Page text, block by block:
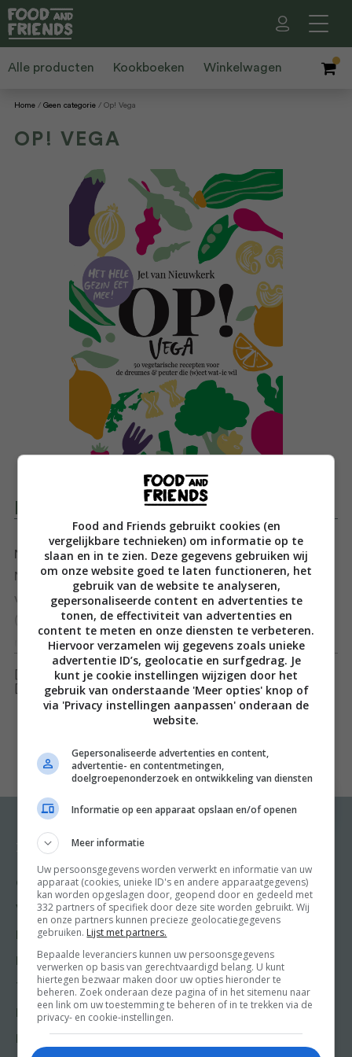
Alle producten Kookboeken Winkelwagen
Home Geen categorie Op! Vega
OP! VEGA
Productomschrijving
Na het succesvolle kookboekOp!van Jet van
Nieuwkerk komt nu de opvolger! Vijftig lekkere,
voedzame én vegetarische gerechten voor je kind
(vanaf twaalf maanden) en het hele gezin eet mee.
nLekker en gezond koken voor het hele gezin, het kan
af en toe knap lastig zijn. Jet besloot daar als
foodjournalist en moeder van peuter Frenkie wat aan
kookboekOp!uit. Vijftig voedzame en lekkere
recepten waarmee bij zowel de peuter als de rest van
het gezin de bordjes helemaal leeg gingen. Dus nooit
meer twee keer koken, zowel kinderen als ouders eten
met de pot mee en daarmee zorg je ook voor een
gezellig tafelmoment voor het hele gezin.
n
nNu is er de opvolgerOp! Vega. Vijftig heerlijke,
voedzame en makkelijke recepten, en alles volledig
vegetarisch. Denk aan een gezonde en heerlijke
traybake met zoete aardappel, bloemkool, puntpaprika
en een vegaballetje, een winterstamppot met
pompoen en salie of een simpele en vullende pasta met
Toon meer
[ywfbt_form product_id="35771"]
[recently_viewed_products]
Recepten
Gangen
Voorgerecht
Hoofdgerecht
Nagerecht
Tussengerecht
Lunch recepten
Shop
Food & Travel
Kooktips
Win
Food and Friends gebruikt cookies (en
vergelijkbare technieken) om informatie op te
slaan en in te zien. Deze gegevens gebruiken wij
om onze website goed te laten functioneren, het
gebruik van de website te analyseren,
gepersonaliseerde content en advertenties te
tonen, de effectiviteit van advertenties en
content te meten en onze diensten te verbeteren.
Hiervoor verzamelen wij gegevens zoals unieke
advertentie ID’s, geolocatie en surfgedrag. Je
kunt je cookie instellingen wijzigen door het
gebruik van onderstaande 'Meer opties' knop of
via 'Privacy instellingen aanpassen' onderaan de
website.
Gepersonaliseerde advertenties en content,
advertentie- en contentmetingen,
doelgroepenonderzoek en ontwikkeling van diensten
Informatie op een apparaat opslaan en/of openen
Meer informatie
Uw persoonsgegevens worden verwerkt en informatie van uw
apparaat (cookies, unieke ID's en andere apparaatgegevens)
kan worden opgeslagen door, geopend door en gedeeld met
332 partners of specifiek door deze site worden gebruikt. Wij
en onze partners kunnen precieze geolocatiegegevens
gebruiken. Lijst met partners.
Bepaalde leveranciers kunnen uw persoonsgegevens
verwerken op basis van gerechtvaardigd belang. U kunt
hiertegen bezwaar maken door uw opties hieronder te
beheren. Zoek onderaan deze pagina of in het sitemenu naar
een link om uw toestemming te beheren of in te trekken via de
privacy- en cookie-instellingen.